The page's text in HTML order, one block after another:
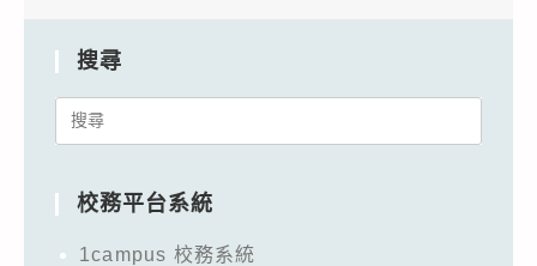
搜尋
Search
校務平台系統
1campus 校務系統